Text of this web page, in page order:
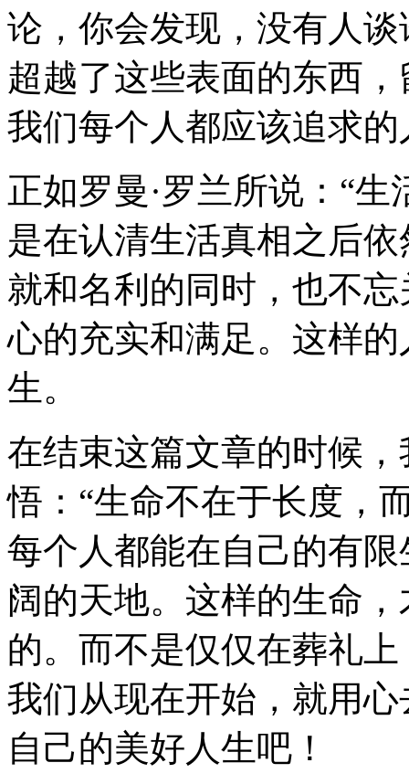
论，你会发现，没有人
超越了这些表面的东西
我们每个人都应该追求
正如罗曼·罗兰所说：“
是在认清生活真相之后
就和名利的同时，也不
心的充实和满足。这样
生。
在结束这篇文章的时候
悟：“生命不在于长度，
每个人都能在自己的有
阔的天地。这样的生命
的。而不是仅仅在葬礼
我们从现在开始，就用
自己的美好人生吧！